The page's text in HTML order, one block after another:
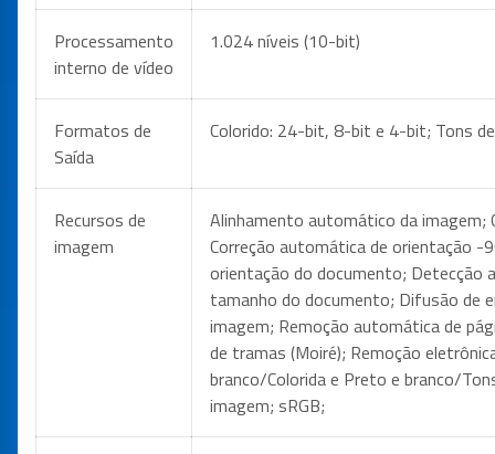
Processamento
interno de vídeo
1.024 níveis (10-bit)
Formatos de
Saída
Colorido: 24-bit, 8-bit e 4-bit; Tons
Recursos de
imagem
Alinhamento automático da imagem;
Correção automática de orientação
orientação do documento; Detecção
tamanho do documento; Difusão de
imagem; Remoção automática de
de tramas (Moiré); Remoção
branco/Colorida e Preto e branco/
imagem; sRGB;